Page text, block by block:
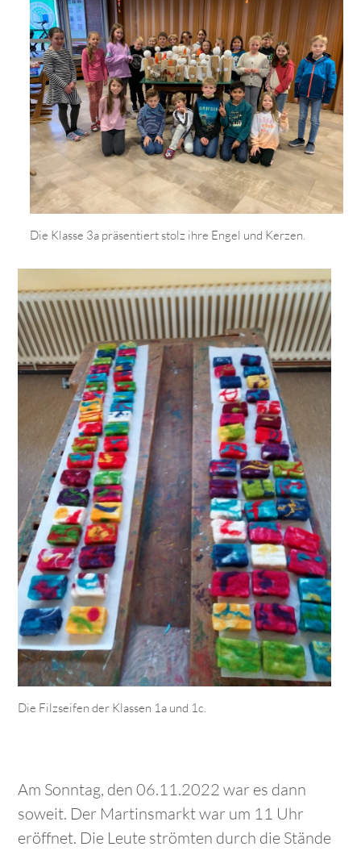
Die Klasse 3a präsentiert stolz ihre Engel und Kerzen.
Die Filzseifen der Klassen 1a und 1c.
Am Sonntag, den 06.11.2022 war es dann
soweit. Der Martinsmarkt war um 11 Uhr
eröffnet. Die Leute strömten durch die Stände